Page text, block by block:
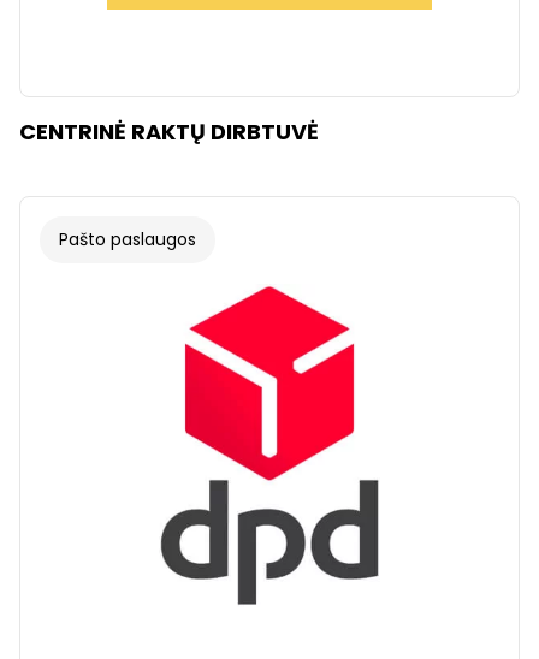
CENTRINĖ RAKTŲ DIRBTUVĖ
Pašto paslaugos